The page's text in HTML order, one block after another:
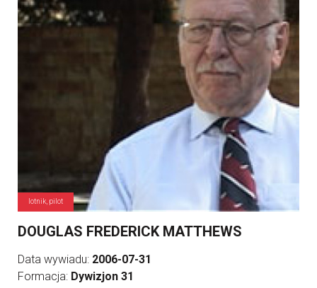
lotnik, pilot
DOUGLAS FREDERICK MATTHEWS
Data wywiadu: 2006-07-31
Formacja: Dywizjon 31